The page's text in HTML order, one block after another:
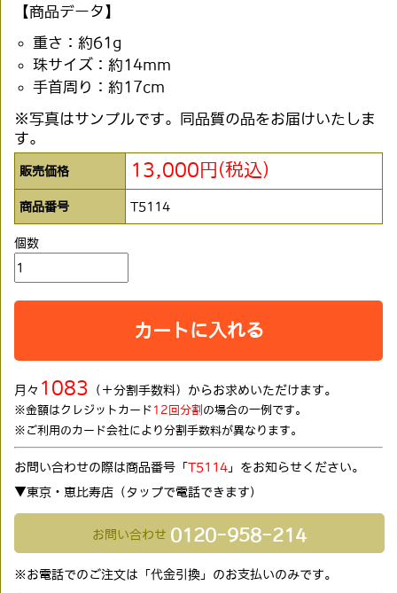
【商品データ】
重さ：約61g
珠サイズ：約14mm
手首周り：約17cm
※写真はサンプルです。同品質の品をお届けいたしま
す。
販売価格 13,000円(税込)
商品番号 T5114
個数
カートに入れる
月々 1083 （＋分割手数料）からお求めいただけます。
※金額はクレジットカード 12回分割 の場合の一例です。
※ご利用のカード会社により分割手数料が異なります。
お問い合わせの際は商品番号「 T5114」をお知らせください。
▼東京・恵比寿店（タップで電話できます)
お問い合わせ 0120-958-214
※お電話でのご注文は「代金引換」のお支払いのみです。